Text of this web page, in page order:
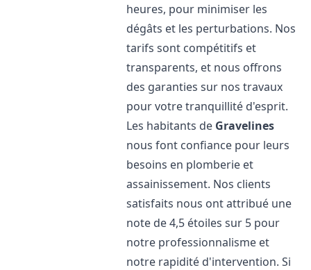
heures, pour minimiser les
dégâts et les perturbations. Nos
tarifs sont compétitifs et
transparents, et nous offrons
des garanties sur nos travaux
pour votre tranquillité d'esprit.
Les habitants de Gravelines
nous font confiance pour leurs
besoins en plomberie et
assainissement. Nos clients
satisfaits nous ont attribué une
note de 4,5 étoiles sur 5 pour
notre professionnalisme et
notre rapidité d'intervention. Si